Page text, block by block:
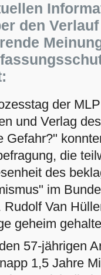
den
der
und Verlag
Gefahr?"
die
des
im
Van
geheim
57-jährigen
1,5 Jahre